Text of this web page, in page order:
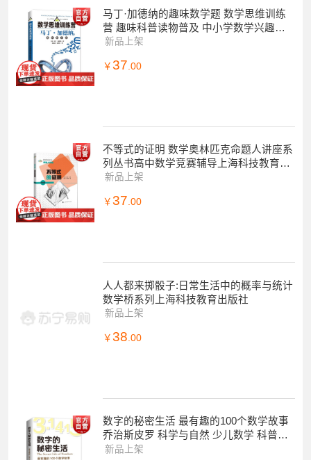
马丁·加德纳的趣味数学题 数学思维训练
营 趣味科普读物普及 中小学数学兴趣培
养 上海科技教育出版社
新品上架
￥ 37 .00
不等式的证明 数学奥林匹克命题人讲座系
列丛书高中数学竞赛辅导上海科技教育出
版社
新品上架
￥ 37.00
人人都来掷骰子:日常生活中的概率与统计
数学桥系列上海科技教育出版社
新品上架
￥ 38.00
数字的秘密生活 最有趣的100个数学故事
乔治斯皮罗 科学与自然 少儿数学 科普读
物 上海科技教育出版社
新品上架